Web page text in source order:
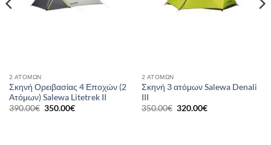
2 ΑΤΌΜΩΝ
Σκηνή Ορειβασίας 4 Εποχών (2
Ατόμων) Salewa Litetrek II
390.00€ Original
350.00€Η
2 ΑΤΌΜΩΝ
Σκηνή 3 ατόμων Salewa Denali
III
350.00€ Original
320.00€Η